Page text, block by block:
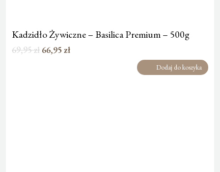
Kadzidło Żywiczne – Basilica Premium – 500g
69,95zł Pierwotna
66,95 złAktualna
Dodaj do koszyka